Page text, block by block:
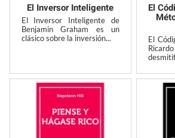
El Inversor Inteligente
El Inversor Inteligente de
Benjamin Graham es un
clásico sobre la inversión...
El
El